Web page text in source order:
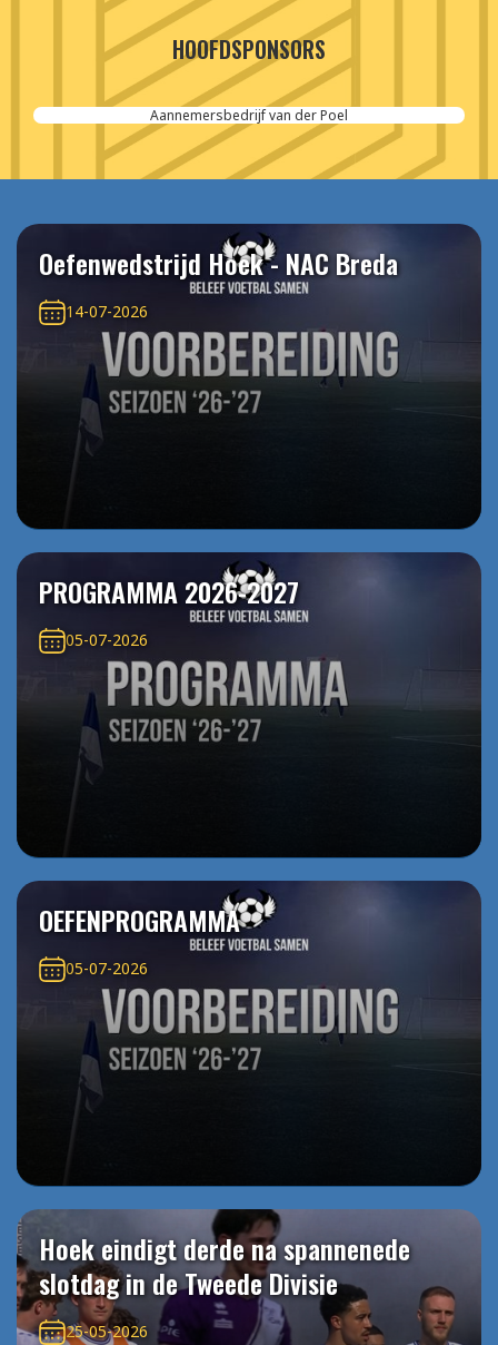
HOOFDSPONSORS
Aannemersbedrijf van der Poel
Oefenwedstrijd Hoek - NAC Breda
14-07-2026
PROGRAMMA 2026-2027
05-07-2026
OEFENPROGRAMMA
05-07-2026
Hoek eindigt derde na spannenede
slotdag in de Tweede Divisie
25-05-2026